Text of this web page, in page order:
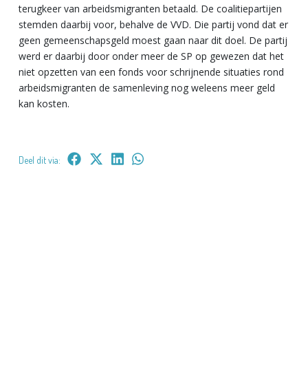
terugkeer van arbeidsmigranten betaald. De coalitiepartijen
stemden daarbij voor, behalve de VVD. Die partij vond dat er
geen gemeenschapsgeld moest gaan naar dit doel. De partij
werd er daarbij door onder meer de SP op gewezen dat het
niet opzetten van een fonds voor schrijnende situaties rond
arbeidsmigranten de samenleving nog weleens meer geld
kan kosten.
Deel dit via: